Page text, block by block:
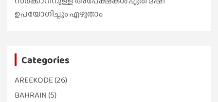
ഉപയോഗിച്ചും എഴുതാം
Categories
AREEKODE (26)
BAHRAIN (5)